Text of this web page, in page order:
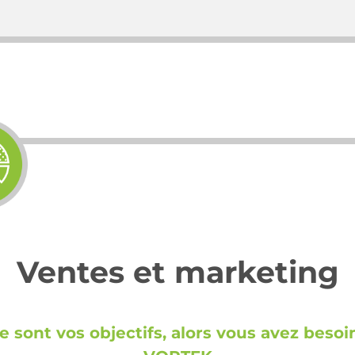
Ventes et marketing
sont vos objectifs, alors vous avez